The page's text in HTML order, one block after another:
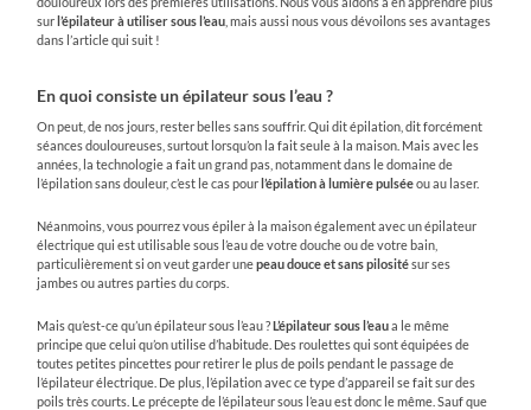
surl’épilateur à utiliser sous l’eau , mais aussi nous vous dévoilons ses avantages
dans l’article qui suit !
En quoi consiste un épilateur sous l’eau ?
On peut, de nos jours, rester belles sans souffrir. Qui dit épilation, dit forcément
séances douloureuses, surtout lorsqu’on la fait seule à la maison. Mais avec les
années, la technologie a fait un grand pas, notamment dans le domaine de
l’épilation sans douleur, c’est le cas pourl’épilation à lumière pulséeou au laser.
Néanmoins, vous pourrez vous épiler à la maison également avec un épilateur
électrique qui est utilisable sous l’eau de votre douche ou de votre bain,
particulièrement si on veut garder unepeau douce et sans pilositésur ses
jambes ou autres parties du corps.
Mais qu’est-ce qu’un épilateur sous l’eau ?L’épilateur sous l’eaua le même
principe que celui qu’on utilise d’habitude. Des roulettes qui sont équipées de
toutes petites pincettes pour retirer le plus de poils pendant le passage de
l’épilateur électrique. De plus, l’épilation avec ce type d’appareil se fait sur des
poils très courts. Le précepte de l’épilateur sous l’eau est donc le même. Sauf que